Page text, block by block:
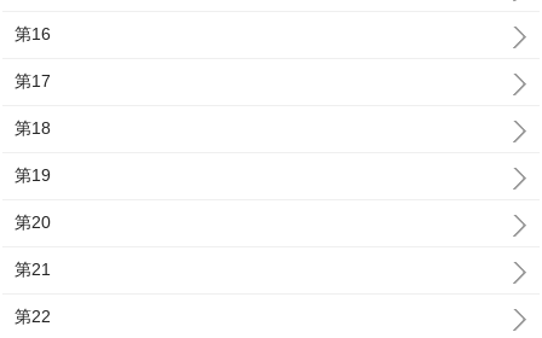
第16
第17
第18
第19
第20
第21
第22